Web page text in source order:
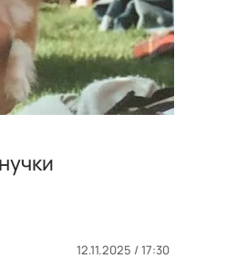
12.11.2025 / 17:30